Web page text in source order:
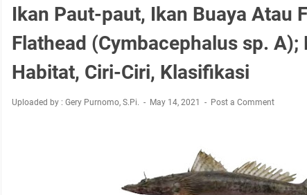
Ikan Paut-paut, Ikan Buaya Atau
Flathead (Cymbacephalus sp.
Habitat, Ciri-Ciri, Klasifikasi
Uploaded by : Gery Purnomo, S.Pi. May 14, 2021 Post a Comment